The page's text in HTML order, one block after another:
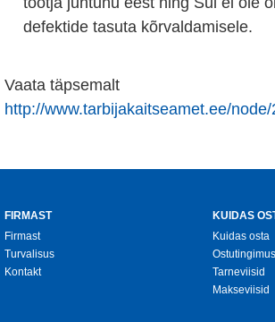
defektide tasuta kõrvaldamisele.
Vaata täpsemalt
http://www.tarbijakaitseamet.ee/
FIRMAST
Firmast
Turvalisus
Kontakt
KUIDAS
Kuidas osta
Tarneviisid
Makseviisid